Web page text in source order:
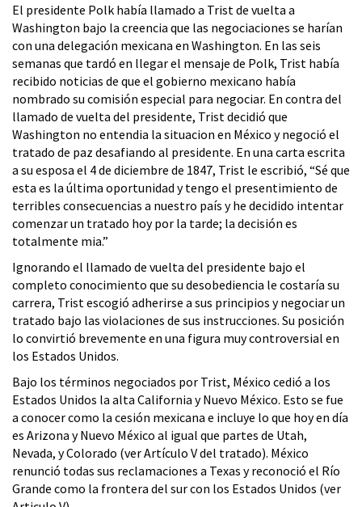
El presidente Polk había llamado a Trist de vuelta a
Washington bajo la creencia que las negociaciones se harían
con una delegación mexicana en Washington. En las seis
semanas que tardó en llegar el mensaje de Polk, Trist había
recibido noticias de que el gobierno mexicano había
nombrado su comisión especial para negociar. En contra del
llamado de vuelta del presidente, Trist decidió que
Washington no entendia la situacion en México y negoció el
tratado de paz desafiando al presidente. En una carta escrita
a su esposa el 4 de diciembre de 1847, Trist le escribió, “Sé que
esta es la última oportunidad y tengo el presentimiento de
terribles consecuencias a nuestro país y he decidido intentar
comenzar un tratado hoy por la tarde; la decisión es
totalmente mia.”
Ignorando el llamado de vuelta del presidente bajo el
completo conocimiento que su desobediencia le costaría su
carrera, Trist escogió adherirse a sus principios y negociar un
tratado bajo las violaciones de sus instrucciones. Su posición
lo convirtió brevemente en una figura muy controversial en
los Estados Unidos.
Bajo los términos negociados por Trist, México cedió a los
Estados Unidos la alta California y Nuevo México. Esto se fue
a conocer como la cesión mexicana e incluye lo que hoy en día
es Arizona y Nuevo México al igual que partes de Utah,
Nevada, y Colorado (ver Artículo V del tratado). México
renunció todas sus reclamaciones a Texas y reconoció el Río
Grande como la frontera del sur con los Estados Unidos (ver